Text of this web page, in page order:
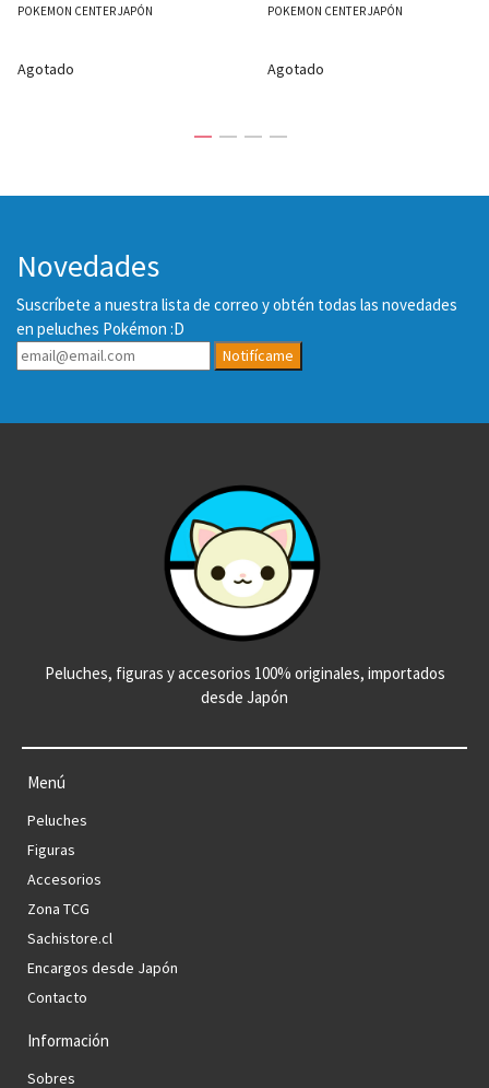
POKEMON CENTER JAPÓN
Agotado
POKEMON CENTER JAPÓN
Agotado
Novedades
Suscríbete a nuestra lista de correo y obtén todas las novedades
en peluches Pokémon :D
Notifícame
Peluches, figuras y accesorios 100% originales, importados
desde Japón
Menú
Peluches
Figuras
Accesorios
Zona TCG
Sachistore.cl
Encargos desde Japón
Contacto
Información
Sobres